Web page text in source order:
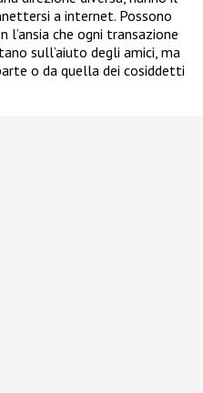
a internet. Possono
l’ansia che ogni transazione
sull’aiuto degli amici, ma
o da quella dei cosiddetti